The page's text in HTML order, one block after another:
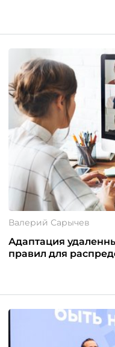
Валерий Сарычев
Адаптация
правил для